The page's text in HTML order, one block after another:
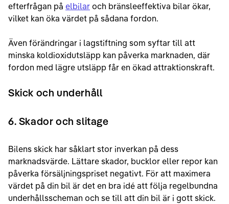
efterfrågan på elbilar och bränsleeffektiva bilar ökar,
vilket kan öka värdet på sådana fordon.
Även förändringar i lagstiftning som syftar till att
minska koldioxidutsläpp kan påverka marknaden, där
fordon med lägre utsläpp får en ökad attraktionskraft.
Skick och underhåll
6. Skador och slitage
Bilens skick har såklart stor inverkan på dess
marknadsvärde. Lättare skador, bucklor eller repor kan
påverka försäljningspriset negativt. För att maximera
värdet på din bil är det en bra idé att följa regelbundna
underhållsscheman och se till att din bil är i gott skick.